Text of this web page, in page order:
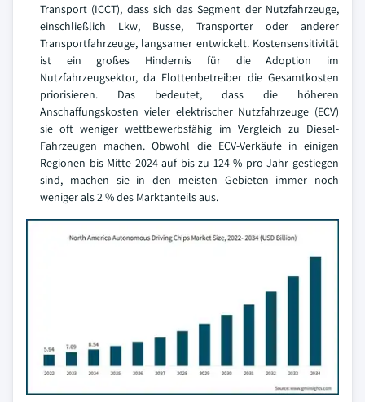
Transport (ICCT), dass sich das Segment der Nutzfahrzeuge,
einschließlich Lkw, Busse, Transporter oder anderer
Transportfahrzeuge, langsamer entwickelt. Kostensensitivität
ist ein großes Hindernis für die Adoption im
Nutzfahrzeugsektor, da Flottenbetreiber die Gesamtkosten
priorisieren. Das bedeutet, dass die höheren
Anschaffungskosten vieler elektrischer Nutzfahrzeuge (ECV)
sie oft weniger wettbewerbsfähig im Vergleich zu Diesel-
Fahrzeugen machen. Obwohl die ECV-Verkäufe in einigen
Regionen bis Mitte 2024 auf bis zu 124 % pro Jahr gestiegen
sind, machen sie in den meisten Gebieten immer noch
weniger als 2 % des Marktanteils aus.